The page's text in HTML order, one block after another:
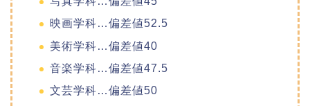
映画学科…偏差値52.5
美術学科…偏差値40
音楽学科…偏差値47.5
文芸学科…偏差値50